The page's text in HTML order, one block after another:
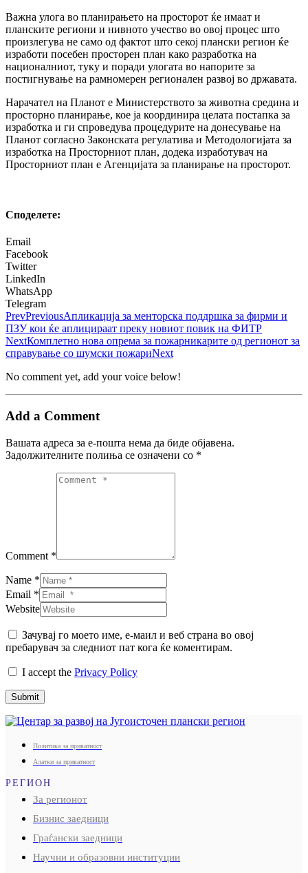
Важна улога во планирањето на просторот ќе имаат и
планските региони и нивното учество во овој процес што
произлегува не само од фактот што секој плански регион ќе
изработи посебен просторен план како разработка на
националниот, туку и поради улогата во напорите за
постигнување на рамномерен регионален развој во државата.
Нарачател на Планот е Министерството за животна средина и
просторно плaнирање, кое ја координира целата постапка за
изработка и ги спроведува процедурите на донесување на
Планот согласно Законската регулатива и Методологијата за
изработка на Просторниот план, додека изработувач на
Просторниот план е Агенцијата за планирање на просторот.
Споделeте:
Email
Facebook
Twitter
LinkedIn
WhatsApp
Telegram
PrevPreviousАпликација за менторска поддршка за фирми и
ПЗУ кои ќе аплицираат преку новиот повик на ФИТР
NextКомплетно нова опрема за пожарникарите од регионот за
справување со шумски пожариNext
No comment yet, add your voice below!
Add a Comment
Вашата адреса за е-пошта нема да биде објавена.
Задолжителните полиња се означени со *
Comment *
Name *
Email *
Website
Зачувај го моето име, е-маил и веб страна во овој
пребарувач за следниот пат кога ќе коментирам.
I accept the Privacy Policy
Submit
Политика за приватност
Алатки за приватност
РЕГИОН
За регионот
Бизнис заедници
Граѓански заедници
Научни и образовни институции